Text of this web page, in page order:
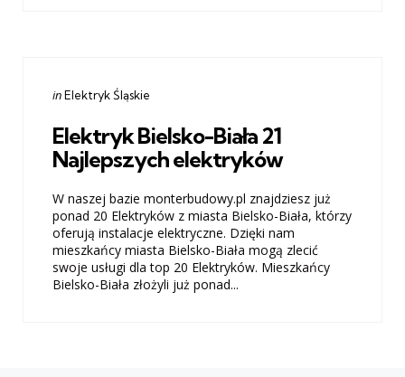
Categories
Posted
inElektryk Śląskie
Elektryk Bielsko-Biała 21
Najlepszych elektryków
W naszej bazie monterbudowy.pl znajdziesz już
ponad 20 Elektryków z miasta Bielsko-Biała, którzy
oferują instalacje elektryczne. Dzięki nam
mieszkańcy miasta Bielsko-Biała mogą zlecić
swoje usługi dla top 20 Elektryków. Mieszkańcy
Bielsko-Biała złożyli już ponad...